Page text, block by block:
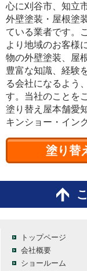
心に刈谷市、知立
外壁塗装・屋根塗
ている業者です。
より地域のお客様
物の外壁塗装、屋
豊富な知識、経験
る会社になるよう
す。当社のことを
塗り替え屋本舗愛
キンショー・イン
塗り替
トップページ
会社概要
ショールーム